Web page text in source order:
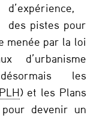
d’expérience,
des pistes pour
menée par la loi
d’urbanisme
les
) et les Plans
devenir un